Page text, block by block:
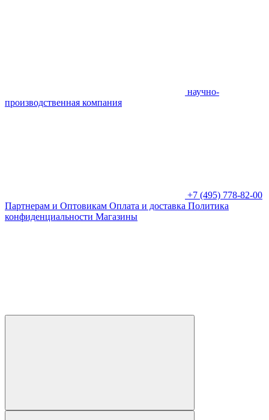
научно-
производственная компания
+7 (495) 778-82-00
Партнерам и Оптовикам Оплата и доставка Политика
конфиденциальности Магазины